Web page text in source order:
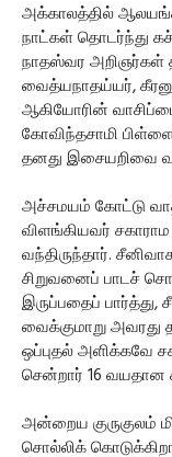
அக்காலத்தில்
நாட்கள் தொடர்ந்து
நாதஸ்வர அறிஞர்கள்
வைத்யநாதய்யர்,
ஆகியோரின்
கோவிந்தசாமி
தனது இசையறிவை
அச்சமயம் கோட்டு
விளங்கியவர்
வந்திருந்தார்.
சிறுவனைப் பாடச்
இருப்பதைப்
வைக்குமாறு அவரது
ஒப்புதல் அளிக்கவே
சென்றார் 16 வயதான
அன்றைய குருகுலம்
சொல்லிக்